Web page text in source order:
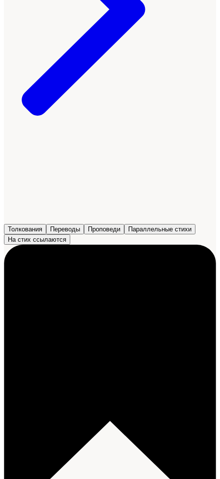
Толкования Переводы Проповеди
Параллельные стихи
На стих ссылаются